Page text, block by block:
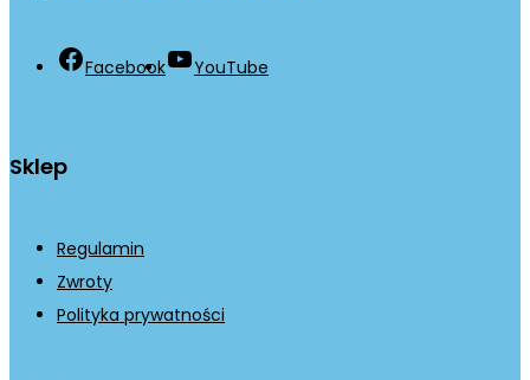
Facebook YouTube
Sklep
Regulamin
Zwroty
Polityka prywatności